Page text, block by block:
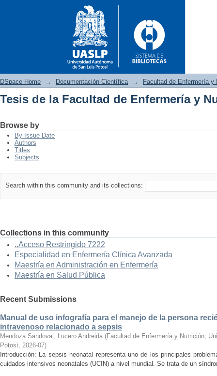
DSpace Home → Documentación Científica → Facultad de Enfermería y
Tesis de la Facultad de Enfermería y
Browse by
By Issue Date
Authors
Titles
Subjects
Search within this community and its collections:
Collections in this community
..Acceso Restringido 7222
Especialidad en Enfermería Clínica Avanzada
Maestría en Administración en Enfermería
Maestría en Salud Pública
Recent Submissions
Manual de uso infografía para el manejo de la persona
intravenoso relacionado a sepsis
Mendoza Sandoval, Lucero Andreida (Facultad de Enfermería y Nutrición,
Potosí, 2026-07)
Introducción: La sepsis neonatal representa uno de los principales
cuidados intensivos neonatales (UCIN) a nivel mundial. Se trata de un